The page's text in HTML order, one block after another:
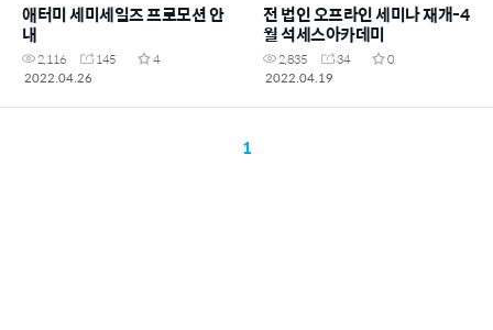
애터미 세미세일즈 프로모션 안
내
2,116 145
4
2022.04.26
전 법인 오프라인 세미나 재개-4
월 석세스아카데미
2,835 34
0
2022.04.19
1